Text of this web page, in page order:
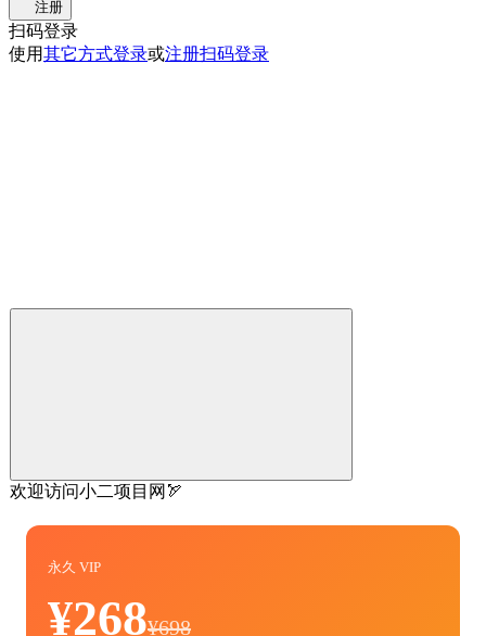
注册
扫码登录
使用其它方式登录或注册扫码登录
欢迎访问小二项目网🏹
永久 VIP
¥268¥698